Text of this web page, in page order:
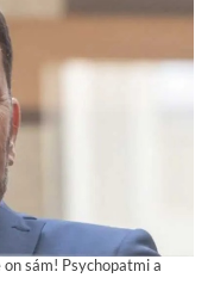
sám! Psychopatmi a